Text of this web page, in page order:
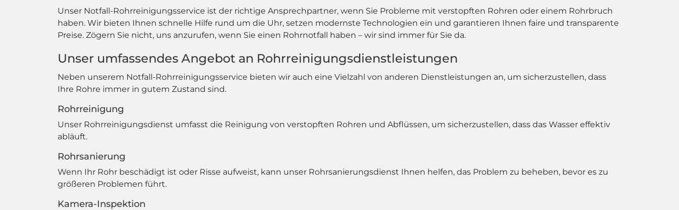
Unser Notfall-Rohrreinigungsservice ist der richtige Ansprechpartner, wenn Sie Probleme mit verstopften Rohren oder einem Rohrbruch
haben. Wir bieten Ihnen schnelle Hilfe rund um die Uhr, setzen modernste Technologien ein und garantieren Ihnen faire und transparente
Preise. Zögern Sie nicht, uns anzurufen, wenn Sie einen Rohrnotfall haben – wir sind immer für Sie da.
Unser umfassendes Angebot an Rohrreinigungsdienstleistungen
Neben unserem Notfall-Rohrreinigungsservice bieten wir auch eine Vielzahl von anderen Dienstleistungen an, um sicherzustellen, dass
Ihre Rohre immer in gutem Zustand sind.
Rohrreinigung
Unser Rohrreinigungsdienst umfasst die Reinigung von verstopften Rohren und Abflüssen, um sicherzustellen, dass das Wasser effektiv
abläuft.
Rohrsanierung
Wenn Ihr Rohr beschädigt ist oder Risse aufweist, kann unser Rohrsanierungsdienst Ihnen helfen, das Problem zu beheben, bevor es zu
größeren Problemen führt.
Kamera-Inspektion